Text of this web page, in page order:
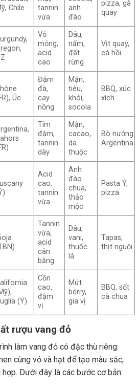
Chile
tannin
vừa
anh
đào
pizza, gà
quay
Vỏ
mỏng,
acid
cao
Dâu,
nấm,
đất
rừng
Vịt quay,
cá hồi
Úc
Đậm
đà,
cay
nồng
Mận,
tiêu,
khói,
socola
BBQ, xúc
xích
Tím
đậm,
tannin
dày
Mận,
cacao,
da
thuộc
Bò nướng
Argentina
Acid
cao,
tannin
vừa
Anh
đào
chua,
thảo
mộc
Pasta Ý,
pizza
Tannin
vừa,
acid
cân
bằng
Dâu,
vani,
thuốc
lá
Tapas,
thịt nguội
(Ý)
Cồn
cao,
đậm
vị
Mứt
berry,
gia vị
BBQ, sốt
cà chua
rượu vang đỏ
làm vang đỏ có đặc thù riêng:
cùng vỏ và hạt để tạo màu sắc,
Dưới đây là các bước cơ bản: